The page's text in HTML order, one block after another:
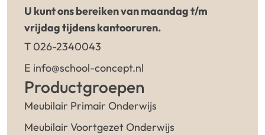
U kunt ons bereiken van maandag t/m
vrijdag tijdens kantooruren.
T 026-2340043
E info@school-concept.nl
Productgroepen
Meubilair Primair Onderwijs
Meubilair Voortgezet Onderwijs